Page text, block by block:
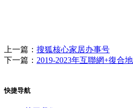
上一篇： 搜狐核心家居办事号
下一篇： 2019-2023年互聯網+復合
快捷导航